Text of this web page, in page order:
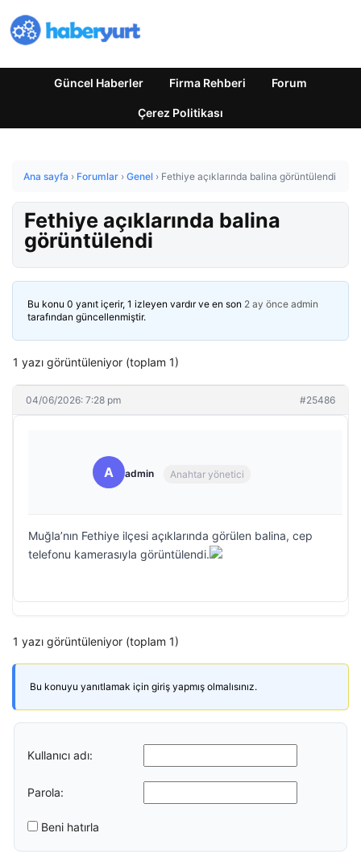
Güncel Haberler Firma Rehberi Forum
Çerez Politikası
Ana sayfa › Forumlar › Genel › Fethiye açıklarında balina görüntülendi
Fethiye açıklarında balina
görüntülendi
Bu konu 0 yanıt içerir, 1 izleyen vardır ve en son 2 ay önce admin
tarafından güncellenmiştir.
1 yazı görüntüleniyor (toplam 1)
04/06/2026: 7:28 pm #25486
A admin Anahtar yönetici
Muğla’nın Fethiye ilçesi açıklarında görülen balina, cep
telefonu kamerasıyla görüntülendi.
1 yazı görüntüleniyor (toplam 1)
Bu konuyu yanıtlamak için giriş yapmış olmalısınız.
Kullanıcı adı:
Parola:
Beni hatırla